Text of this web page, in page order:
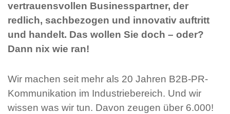
vertrauensvollen Businesspartner, der
redlich, sachbezogen und innovativ auftritt
und handelt. Das wollen Sie doch – oder?
Dann nix wie ran!
Wir machen seit mehr als 20 Jahren B2B-PR-
Kommunikation im Industriebereich. Und wir
wissen was wir tun. Davon zeugen über 6.000!